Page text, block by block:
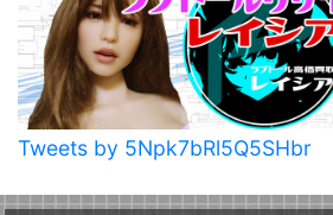
Tweets by 5Npk7bRl5Q5SHbr